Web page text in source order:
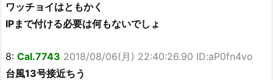
ワッチョイはともかく
IPまで付ける必要は何もないでしょ
8: Cal.7743 2018/08/06(月) 22:40:26.90 ID:aP0fn4vo
台風13号接近ちう